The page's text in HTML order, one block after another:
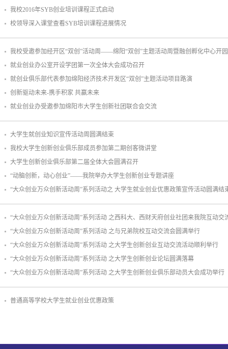
我校2016年SYB创业培训课程正式启动
校领导深入课堂查看SYB培训课程进展情况
我校受邀参加经开区“双创”活动周——绵阳“双创”主题活动周暨融创孵化中心开
就业创业办公室开设学团第一次全体大会成功召开
就创业俱乐部代表参加绵阳经济技术开发区“双创”主题活动项目路演
创新驱动未来-携手积家 共赢未来
就业创业办受邀参加绵阳市大学生创新社团联合会交流
大学生就创业知识宣传活动周圆满结束
我校大学生创新创业俱乐部成员参加第二期创客微讲堂
大学生创新创业俱乐部第二届全体大会圆满召开
“动脑创新，动心创业”——我院举办大学生创新创业专题讲座
“大众创业万众创新活动周”系列活动之 大学生就业创业优惠政策宣传活动圆满结
“大众创业万众创新活动周”系列活动 之西科大、西财天府创业社团来我院互动交
“大众创业万众创新活动周”系列活动 之与兄弟院校互动交流会圆满举行
“大众创业万众创新活动周”系列活动 之大学生创新创业互动交流活动顺利举行
“大众创业万众创新活动周”系列活动 之大学生创新创业论坛圆满落幕
“大众创业万众创新活动周”系列活动 之大学生创新创业俱乐部动员大会成功举行
普通高等学校大学生就业创业优惠政策